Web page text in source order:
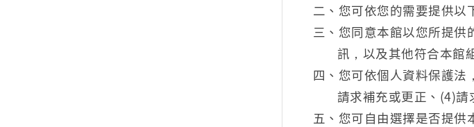
二、您可依您的需要提供以
三、您同意本館以您所提
訊，以及其他符合本館
四、您可依個人資料保護
請求補充或更正、(4)請
五、您可自由選擇是否提